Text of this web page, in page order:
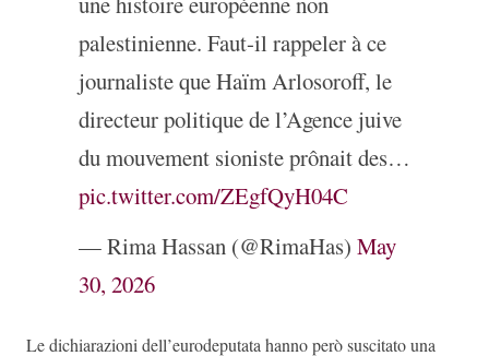
palestinienne. Faut-il rappeler à ce
journaliste que Haïm Arlosoroff, le
directeur politique de l’Agence juive
du mouvement sioniste prônait des…
pic.twitter.com/ZEgfQyH04C
— Rima Hassan (@RimaHas) May
30, 2026
Le dichiarazioni dell’eurodeputata hanno però suscitato una